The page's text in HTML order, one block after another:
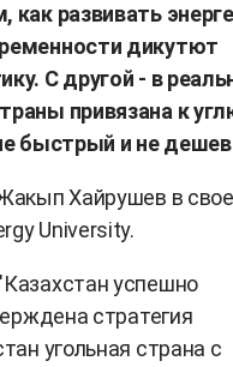
развивать
дикутют
С другой - в
привязана к
быстрый и не
Хайрушев в
University.
успешно
стратегия
угольная страна с